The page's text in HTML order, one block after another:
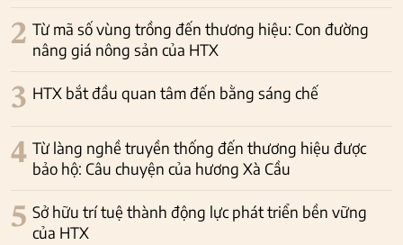
2 Từ mã số vùng trồng đến thương hiệu: Con đường
nâng giá nông sản của HTX
3 HTX bắt đầu quan tâm đến bằng sáng chế
4 Từ làng nghề truyền thống đến thương hiệu được
bảo hộ: Câu chuyện của hương Xà Cầu
5 Sở hữu trí tuệ thành động lực phát triển bền vững
của HTX